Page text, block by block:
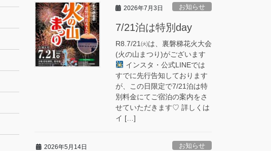
2026年7月3日 お知らせ
7/21泊は特別day
R8.7/21㈫は、裏磐梯花火大会
(火の山まつり)がございます
インスタ・公式LINEでは
すでに先行告知しております
が、この日限定で7/21泊は特
別料金にてご宿泊の案内をさ
せていただきます♡ 詳しくは
イ […]
2026年5月14日 お知らせ